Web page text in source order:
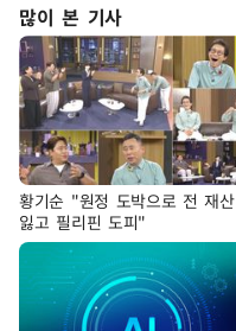
많이 본 기사
황기순 "원정 도박으로 전 재산
잃고 필리핀 도피"